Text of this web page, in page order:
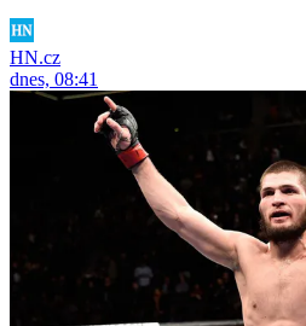
HN.cz
dnes, 08:41